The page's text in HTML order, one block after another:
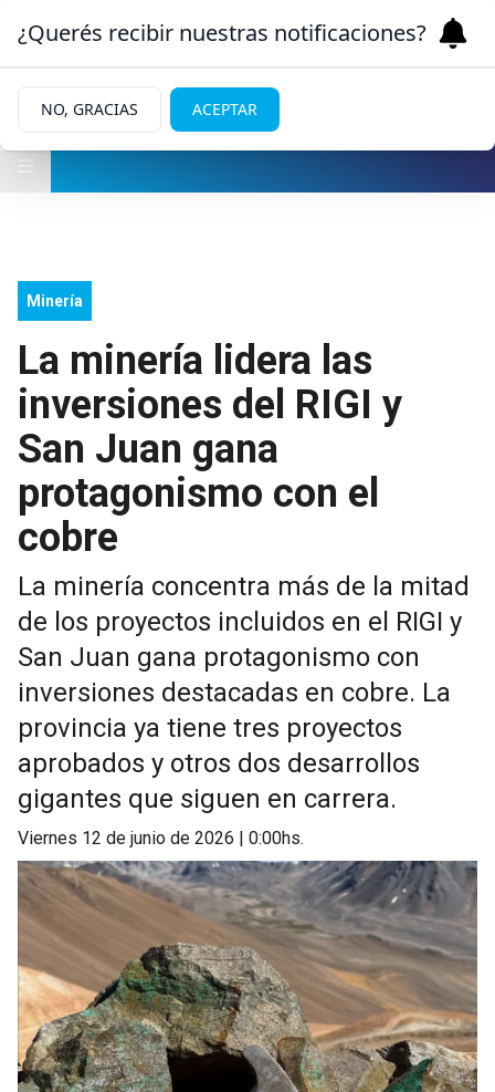
Minería
La minería lidera las
inversiones del RIGI y
San Juan gana
protagonismo con el
cobre
La minería concentra más de la mitad
de los proyectos incluidos en el RIGI y
San Juan gana protagonismo con
inversiones destacadas en cobre. La
provincia ya tiene tres proyectos
aprobados y otros dos desarrollos
gigantes que siguen en carrera.
viernes 12 de junio de 2026 | 0:00hs.
¿Querés recibir nuestras notificaciones?
NO, GRACIAS ACEPTAR